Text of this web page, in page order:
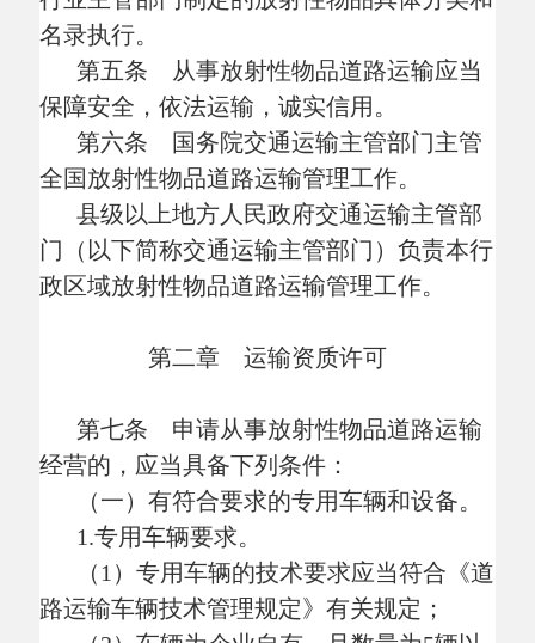
第二章 运输资质许可
第七条 申请从事放射性物品道路运输
经营的，应当具备下列条件：
（一）有符合要求的专用车辆和设备。
1.专用车辆要求。
（1）专用车辆的技术要求应当符合《道
路运输车辆技术管理规定》有关规定；
（2）车辆为企业自有，且数量为5辆以
3）核定载质量在1吨及以下的车辆为
厢式或者封闭货车；
有行驶记录仪功能的卫星定位系统。
2.设备要求。
1）配备有效的通讯工具；
（ 2）配备必要的辐射防护用品和依法经
定期检定合格的监测仪器。
（二）有符合要求的从业人员。
1.专用车辆的驾驶人员取得相应机动车